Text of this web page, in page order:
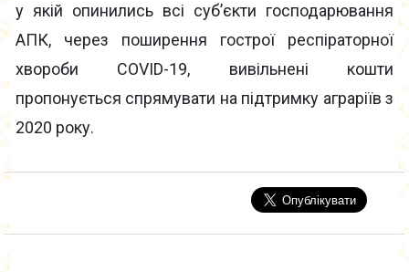
у якій опинились всі суб’єкти господарювання
АПК, через поширення гострої респіраторної
хвороби COVID-19, вивільнені кошти
пропонується спрямувати на підтримку аграріїв з
2020 року.